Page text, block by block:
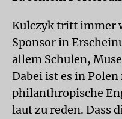
Kulczyk tritt immer
Sponsor in
allem Schulen,
Dabei ist es in
philanthropische
laut zu reden. Dass